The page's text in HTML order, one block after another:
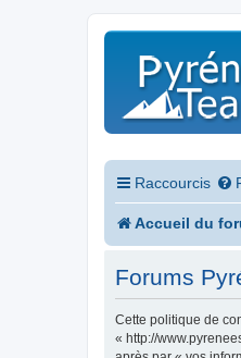
Raccourcis
Accueil du
Forums
Cette politique de
« http://